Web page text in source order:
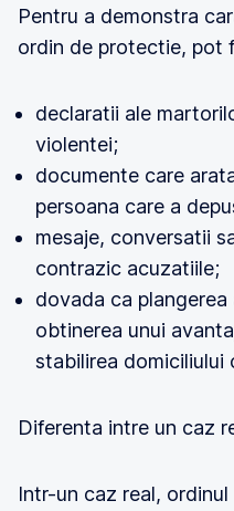
Pentru a demonstra
ordin de protectie, pot
declaratii ale
violentei;
documente care
persoana care a
mesaje, conversatii
contrazic acuzatiile;
dovada ca
obtinerea unui
stabilirea domiciliului
Diferenta intre un caz
Intr-un caz real,